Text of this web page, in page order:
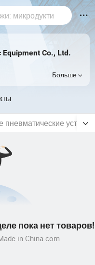
Co., Ltd.
Больше
пневматические
пока нет товаров!
in-China.com